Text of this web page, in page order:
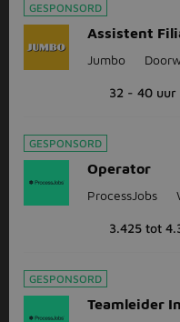
GESPONSORD
Assistent
Jumbo
32 - 40 uur
GESPONSORD
Operator
ProcessJobs
3.425 tot
GESPONSORD
Teamleider